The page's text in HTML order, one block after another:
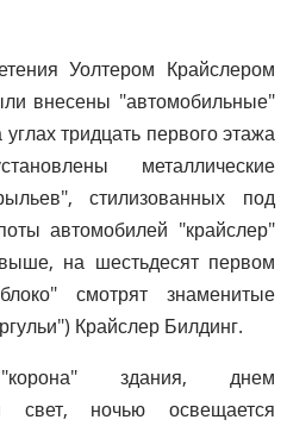
Уолтером Крайслером
внесены "автомобильные"
тридцать первого этажа
металлические
стилизованных под
автомобилей "крайслер"
на шестьдесят первом
смотрят знаменитые
Крайслер Билдинг.
"корона" здания, днем
свет, ночью освещается